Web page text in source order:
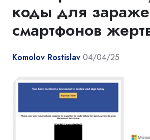
коды для
смартфонов
Komolov Rostislav 04/04/25